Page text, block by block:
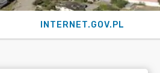
INTERNET.GOV.PL